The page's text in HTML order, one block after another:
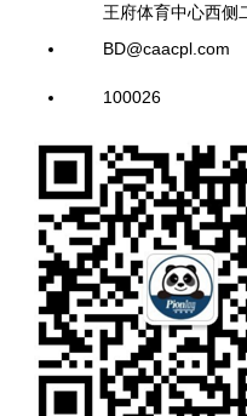
王府体育中心西侧
BD@caacpl.com
100026